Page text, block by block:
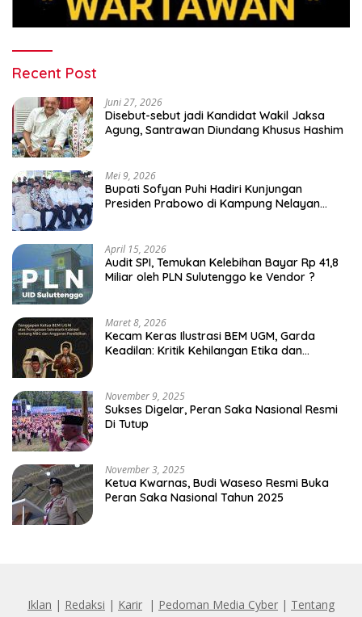
Recent Post
Juni 27, 2026
Disebut-sebut jadi Kandidat Wakil Jaksa
Agung, Santrawan Diundang Khusus Hashim
Mei 9, 2026
Bupati Sofyan Puhi Hadiri Kunjungan
Presiden Prabowo di Kampung Nelayan
April 15, 2026
Audit SPI, Temukan Kelebihan Bayar Rp 41,8
Miliar oleh PLN Sulutenggo ke Vendor ?
Maret 8, 2026
Kecam Keras Ilustrasi BEM UGM, Garda
Keadilan: Kritik Kehilangan Etika dan
November 9, 2025
Sukses Digelar, Peran Saka Nasional Resmi
Di Tutup
November 3, 2025
Ketua Kwarnas, Budi Waseso Resmi Buka
Peran Saka Nasional Tahun 2025
Iklan | Redaksi | Karir | Pedoman Media Cyber | Tentang